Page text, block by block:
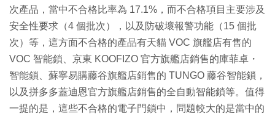
次產品，當中不合格比率為 17.1%，而不合格項目主要涉及
安全性要求（4 個批次），以及防破壞報警功能（15 個批
次）等，這方面不合格的產品有天貓 VOC 旗艦店有售的
VOC 智能鎖、京東 KOOFIZO 官方旗艦店銷售的庫菲卓・
智能鎖、蘇寧易購藤谷旗艦店銷售的 TUNGO 藤谷智能鎖，
以及拼多多蓋迪恩官方旗艦店銷售的全自動智能鎖等。值得
一提的是，這些不合格的電子門鎖中，問題較大的是當中的